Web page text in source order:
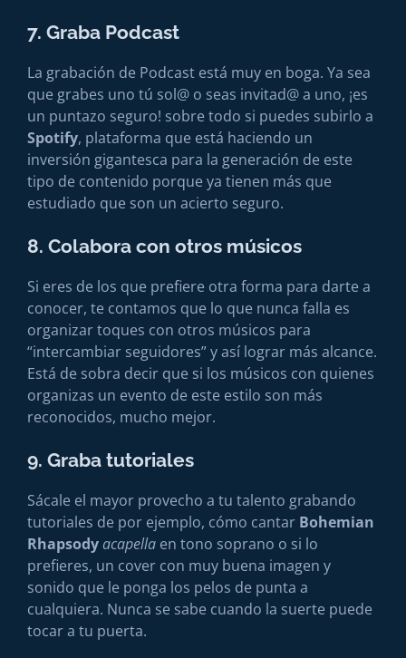
7. Graba Podcast
La grabación de Podcast está muy en boga. Ya sea
que grabes uno tú sol@ o seas invitad@ a uno, ¡es
un puntazo seguro! sobre todo si puedes subirlo a
Spotify, plataforma que está haciendo un
inversión gigantesca para la generación de este
tipo de contenido porque ya tienen más que
estudiado que son un acierto seguro.
8. Colabora con otros músicos
Si eres de los que prefiere otra forma para darte a
conocer, te contamos que lo que nunca falla es
organizar toques con otros músicos para
“intercambiar seguidores” y así lograr más alcance.
Está de sobra decir que si los músicos con quienes
organizas un evento de este estilo son más
reconocidos, mucho mejor.
9. Graba tutoriales
Sácale el mayor provecho a tu talento grabando
tutoriales de por ejemplo, cómo cantar Bohemian
Rhapsodyacapella en tono soprano o si lo
prefieres, un cover con muy buena imagen y
sonido que le ponga los pelos de punta a
cualquiera. Nunca se sabe cuando la suerte puede
tocar a tu puerta.